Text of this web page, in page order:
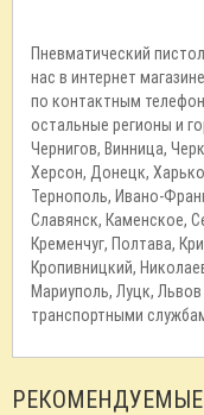
Пневматический
нас в интернет
по контактным
остальные регионы и
Чернигов, Винница,
Херсон, Донецк,
Тернополь, Ивано-
Славянск, Каменское,
Кременчуг, Полтава,
Кропивницкий,
Мариуполь, Луцк,
транспортными